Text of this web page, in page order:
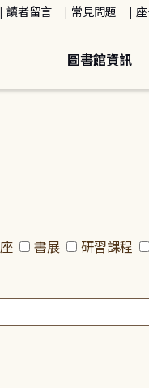
讀者留言 常見問題
圖書館資訊
書展 研習課程